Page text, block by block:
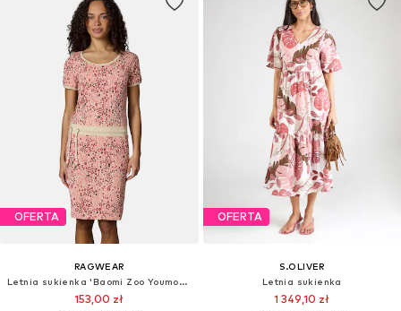
OFERTA
RAGWEAR
Letnia sukienka 'Baomi Zoo Youmodo'
153,00 zł
OFERTA
S.OLIVER
Letnia sukienka
1 349,10 zł